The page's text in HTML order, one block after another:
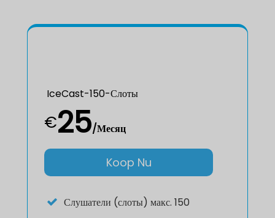
IceCast-150-Слоты
€25/Месяц
Koop Nu
Слушатели (слоты) макс. 150